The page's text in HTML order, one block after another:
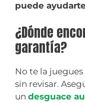
puede
¿Dónde
garantía?
No te la
sin revisar.
un desguace